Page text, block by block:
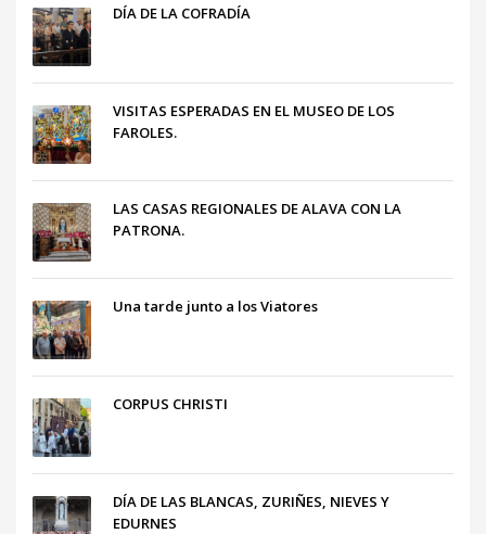
DÍA DE LA COFRADÍA
VISITAS ESPERADAS EN EL MUSEO DE LOS
FAROLES.
LAS CASAS REGIONALES DE ALAVA CON LA
PATRONA.
Una tarde junto a los Viatores
CORPUS CHRISTI
DÍA DE LAS BLANCAS, ZURIÑES, NIEVES Y
EDURNES